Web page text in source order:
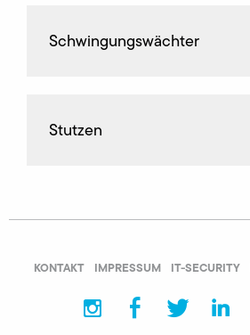
Schwingungswächter
Stutzen
KONTAKT IMPRESSUM IT-SECURITY